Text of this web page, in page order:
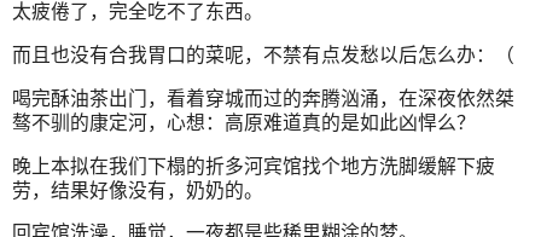
太疲倦了，完全吃不了东西。
而且也没有合我胃口的菜呢，不禁有点发愁以后怎么办：（
喝完酥油茶出门，看着穿城而过的奔腾汹涌，在深夜依然桀
骜不驯的康定河，心想：高原难道真的是如此凶悍么？
晚上本拟在我们下榻的折多河宾馆找个地方洗脚缓解下疲
劳，结果好像没有，奶奶的。